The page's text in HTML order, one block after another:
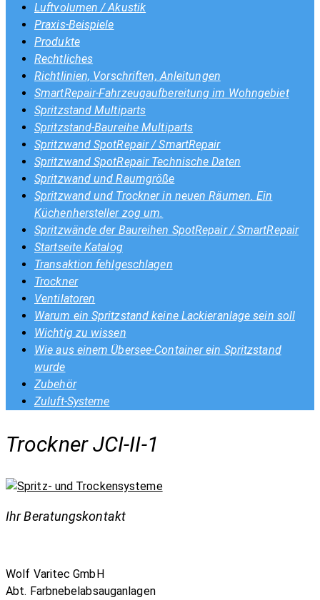
Luftvolumen / Akustik
Praxis-Beispiele
Produkte
Rechtliches
Richtlinien, Vorschriften, Anleitungen
SmartRepair-Fahrzeugaufbereitung im Wohngebiet
Spritzstand Multiparts
Spritzstand-Baureihe Multiparts
Spritzwand SpotRepair / SmartRepair
Spritzwand SpotRepair Technische Daten
Spritzwand und Raumgröße
Spritzwand und Trockner in neuen Räumen. Ein
Küchenhersteller zog um.
Spritzwände der Baureihen SpotRepair / SmartRepair
Startseite Katalog
Transaktion fehlgeschlagen
Trockner
Ventilatoren
Warum ein Spritzstand keine Lackieranlage sein soll
Wichtig zu wissen
Wie aus einem Übersee-Container ein Spritzstand
wurde
Zubehör
Zuluft-Systeme
Trockner JCI-II-1
Ihr Beratungskontakt
Wolf Varitec GmbH
Abt. Farbnebelabsauganlagen